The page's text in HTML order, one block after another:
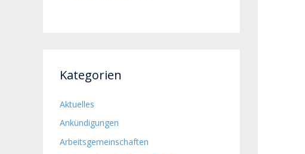
Kategorien
Aktuelles
Ankündigungen
Arbeitsgemeinschaften